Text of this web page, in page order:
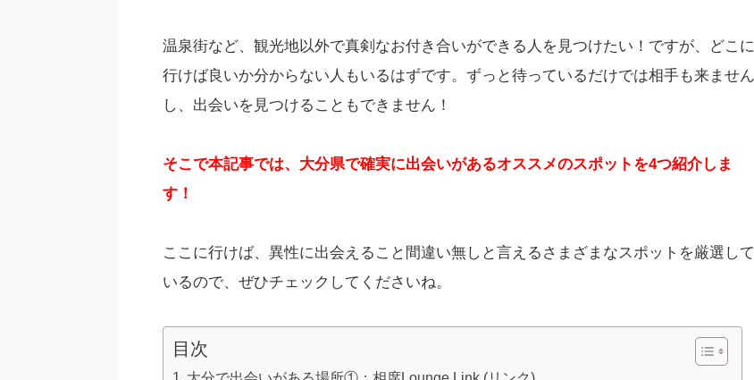
温泉街など、観光地以外で真剣なお付き合いができる人を見つけたい！ですが、どこに
行けば良いか分からない人もいるはずです。ずっと待っているだけでは相手も来ません
し、出会いを見つけることもできません！
そこで本記事では、大分県で確実に出会いがあるオススメのスポットを4つ紹介しま
す！
ここに行けば、異性に出会えること間違い無しと言えるさまざまなスポットを厳選して
いるので、ぜひチェックしてくださいね。
目次